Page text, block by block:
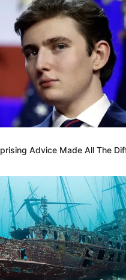
Advice Made All The